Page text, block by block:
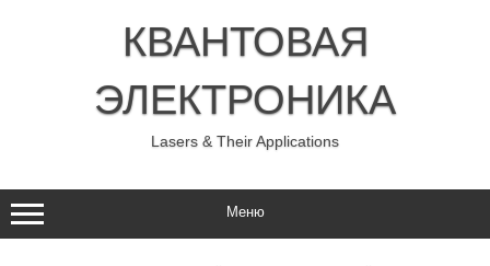
КВАНТОВАЯ
ЭЛЕКТРОНИКА
Lasers & Their Applications
Меню